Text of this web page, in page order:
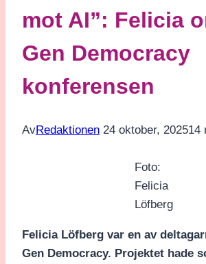
mot AI”: Felicia
Gen Democracy
konferensen
AvRedaktionen 24 oktober, 202514
Foto:
Felicia
Löfberg
Felicia Löfberg var en av
Gen Democracy. Projektet hade